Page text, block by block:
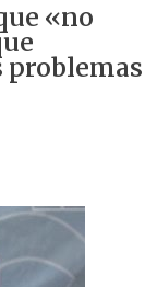
«no
problemas